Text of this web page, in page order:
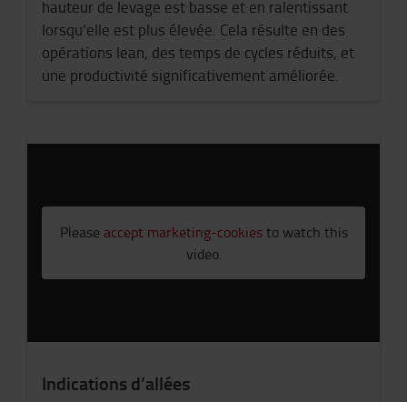
hauteur de levage est basse et en ralentissant
lorsqu’elle est plus élevée. Cela résulte en des
opérations lean, des temps de cycles réduits, et
une productivité significativement améliorée.
Please accept marketing-cookiesto watch this
video.
Indications d’allées